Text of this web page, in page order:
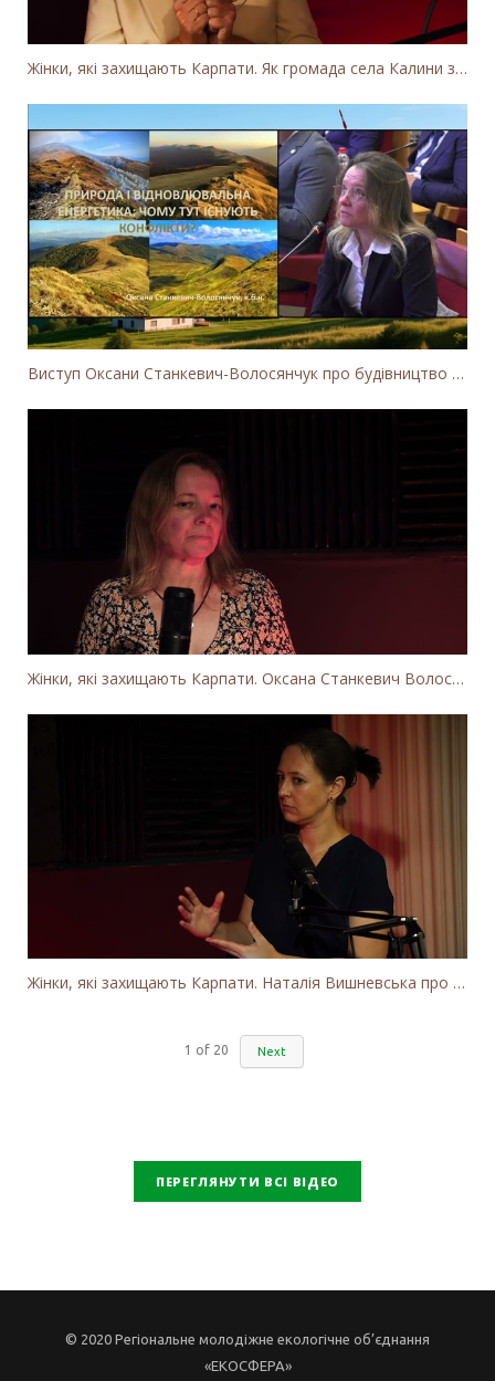
Жінки, які захищають Карпати. Як громада села Калини захищає річку Тересву від забудови МГЕС
Виступ Оксани Станкевич-Волосянчук про будівництво вітропарків у Закарпатській області
Жінки, які захищають Карпати. Оксана Станкевич Волосянчук про вітряки на високогір'ї Карпат
Жінки, які захищають Карпати. Наталія Вишневська про вітряки в Закарпатті та участь громадськості
1 of 20 Next
ПЕРЕГЛЯНУТИ ВСІ ВІДЕО
© 2020 Регіональне молодіжне екологічне об’єднання
«ЕКОСФЕРА»